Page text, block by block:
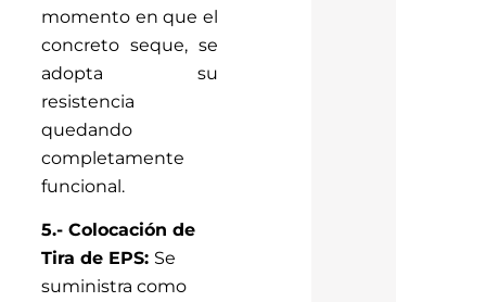
momento en que el
concreto seque, se
adopta su
resistencia
quedando
completamente
funcional.
5.- Colocación de
Tira de EPS: Se
suministra como